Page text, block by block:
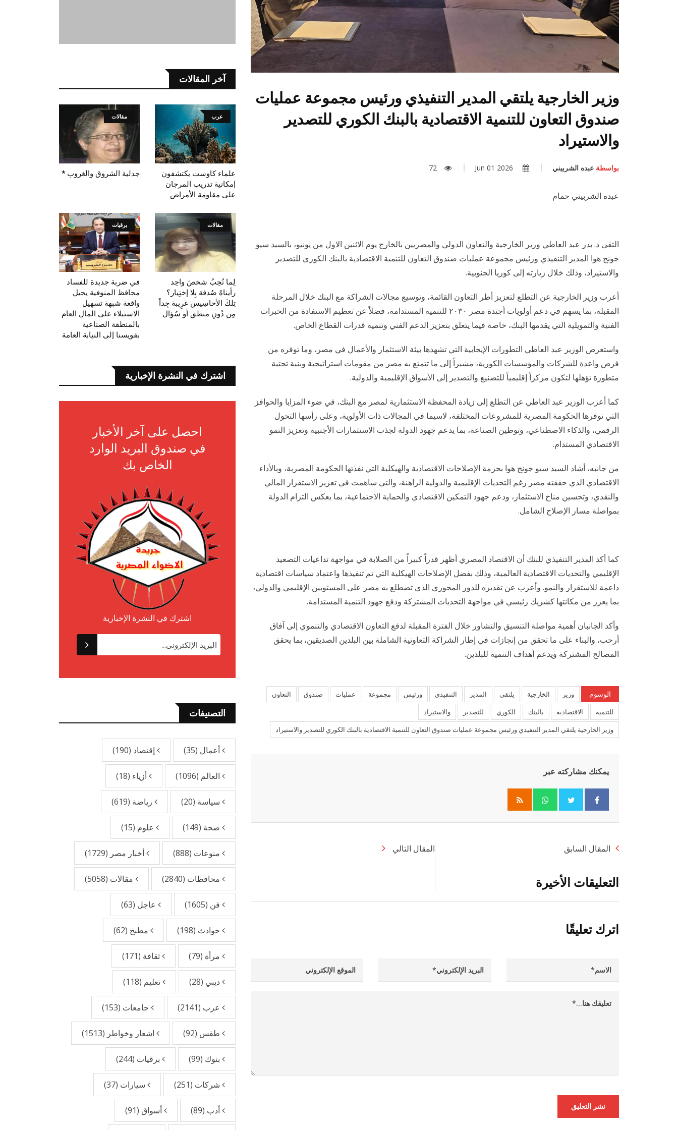
وزير الخارجية يلتقي المدير التنفيذي ورئيس مجموعة عمليات
صندوق التعاون للتنمية الاقتصادية بالبنك الكوري للتصدير
والاستيراد
بواسطة عبده الشربيني 72
عبده الشربيني حمام
التقى د. بدر عبد العاطي وزير الخارجية والتعاون الدولي والمصريين بالخارج يوم الاثنين الاول من يونيو، بالسيد سيو
جونج هوا المدير التنفيذي ورئيس مجموعة عمليات صندوق التعاون للتنمية الاقتصادية بالبنك الكوري للتصدير
والاستيراد، وذلك خلال زيارته إلى كوريا الجنوبية.
أعرب وزير الخارجية عن التطلع لتعزيز أطر التعاون القائمة، وتوسيع مجالات الشراكة مع البنك خلال المرحلة
المقبلة، بما يسهم في دعم أولويات أجندة مصر ٢٠٣٠ للتنمية المستدامة، فضلاً عن تعظيم الاستفادة من الخبرات
الفنية والتمويلية التي يقدمها البنك، خاصة فيما يتعلق بتعزيز الدعم الفني وتنمية قدرات القطاع الخاص.
واستعرض الوزير عبد العاطي التطورات الإيجابية التي تشهدها بيئة الاستثمار والأعمال في مصر، وما توفره من
فرص واعدة للشركات والمؤسسات الكورية، مشيراً إلى ما تتمتع به مصر من مقومات استراتيجية وبنية تحتية
متطورة تؤهلها لتكون مركزاً إقليمياً للتصنيع والتصدير إلى الأسواق الإقليمية والدولية.
كما أعرب الوزير عبد العاطي عن التطلع إلى زيادة المحفظة الاستثمارية لمصر مع البنك، في ضوء المزايا والحوافز
التي توفرها الحكومة المصرية للمشروعات المختلفة، لاسيما في المجالات ذات الأولوية، وعلى رأسها التحول
الرقمي، والذكاء الاصطناعي، وتوطين الصناعة، بما يدعم جهود الدولة لجذب الاستثمارات الأجنبية وتعزيز النمو
الاقتصادي المستدام.
من جانبه، أشاد السيد سيو جونج هوا بحزمة الإصلاحات الاقتصادية والهيكلية التي نفذتها الحكومة المصرية، وبالأداء
الاقتصادي الذي حققته مصر رغم التحديات الإقليمية والدولية الراهنة، والتي ساهمت في تعزيز الاستقرار المالي
والنقدي، وتحسين مناخ الاستثمار، ودعم جهود التمكين الاقتصادي والحماية الاجتماعية، بما يعكس التزام الدولة
بمواصلة مسار الإصلاح الشامل.
كما أكد المدير التنفيذي للبنك أن الاقتصاد المصري أظهر قدراً كبيراً من الصلابة في مواجهة تداعيات التصعيد
الإقليمي والتحديات الاقتصادية العالمية، وذلك بفضل الإصلاحات الهيكلية التي تم تنفيذها واعتماد سياسات اقتصادية
داعمة للاستقرار والنمو. وأعرب عن تقديره للدور المحوري الذي تضطلع به مصر على المستويين الإقليمي والدولي،
بما يعزز من مكانتها كشريك رئيسي في مواجهة التحديات المشتركة ودفع جهود التنمية المستدامة.
وأكد الجانبان أهمية مواصلة التنسيق والتشاور خلال الفترة المقبلة لدفع التعاون الاقتصادي والتنموي إلى آفاق
أرحب، والبناء على ما تحقق من إنجازات في إطار الشراكة التعاونية الشاملة بين البلدين الصديقين، بما يحقق
المصالح المشتركة ويدعم أهداف التنمية للبلدين.
الوسوم وزير الخارجية يلتقي المدير التنفيذي ورئيس مجموعة عمليات صندوق
التعاون
للتنمية
الاقتصادية بالبنك الكوري للتصدير
والاستيراد
وزير الخارجية يلتقي المدير التنفيذي ورئيس مجموعة عمليات صندوق التعاون للتنمية الاقتصادية بالبنك الكوري للتصدير والاستيراد
يمكنك مشاركته عبر
Whatsapp
المقال السابق المقال التالي
التعليقات الأخيرة
اترك تعليقًا
نشر التعليق
آخر المقالات
عرب
علماء كاوست يكتشفون
إمكانية تدريب المرجان
على مقاومة الأمراض
مقالات
جدلية الشروق والغروب *
مقالات
لِما نُحِبُ شخصَ واحِد
رأيناهُ صُدفة بِلا إختِيار؟
تِلكَ الأحاسِيس غرِيبة جِداً
مِن دُونِ منطق أو سُؤال
برقيات
في ضربة جديدة للفساد
محافظ المنوفية يحيل
واقعة شبهة تسهيل
الاستيلاء على المال العام
بالمنطقة الصناعية
بقويسنا إلى النيابة العامة
اشترك في النشرة الإخبارية
احصل على آخر الأخبار
في صندوق البريد الوارد
الخاص بك
اشترك في النشرة الإخبارية
التصنيفات
أعمال (35) إقتصاد (190)
العالم (1096) أزياء (18)
سياسة (20) رياضة (619)
صحة (149) علوم (15)
منوعات (888) أخبار مصر (1729)
محافظات (2840) مقالات (5058)
فن (1605) عاجل (63)
حوادث (198) مطبخ (62)
مرأة (79) ثقافة (171)
ديني (28) تعليم (118)
عرب (2141) جامعات (153)
طقس (92) اشعار وخواطر (1513)
بنوك (99) برقيات (244)
شركات (251) سيارات (37)
أدب (89) أسواق (91)